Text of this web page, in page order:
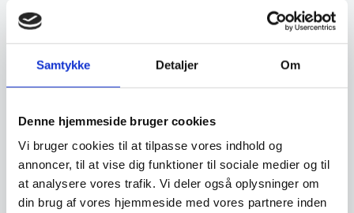
Samtykke Detaljer Om
Denne hjemmeside bruger cookies
Vi bruger cookies til at tilpasse vores indhold og
annoncer, til at vise dig funktioner til sociale medier og til
at analysere vores trafik. Vi deler også oplysninger om
din brug af vores hjemmeside med vores partnere inden
tilbagekøber hvert år mange maskiner af alle
fabrikater, som vi renoverer og sælger igen. Få
derfor en vurdering af din gamle maskine.
Finansiering